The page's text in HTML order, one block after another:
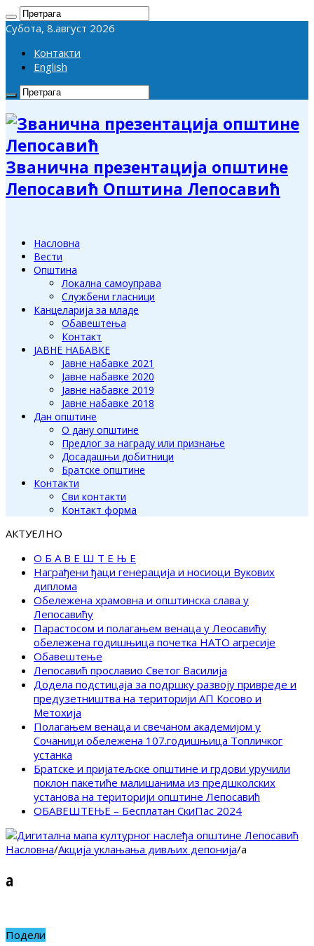
Субота, 8.август 2026
Контакти
English
Званична презентација општине
Лепосавић Општина Лепосавић
Насловна
Вести
Општина
Локална самоуправа
Службени гласници
Канцеларија за младе
Обавештења
Контакт
ЈАВНЕ НАБАВКЕ
Јавне набавке 2021
Јавне набавке 2020
Јавне набавке 2019
Јавне набавке 2018
Дан општине
О дану општине
Предлог за награду или признање
Досадашњи добитници
Братске општине
Контакти
Сви контакти
Контакт форма
АКТУЕЛНО
О Б А В Е Ш Т Е Њ Е
Награђени ђаци генерација и носиоци Вукових
диплома
Обележена храмовна и општинска слава у
Лепосавићу
Парастосом и полагањем венаца у Леосавићу
обележена годишњица почетка НАТО агресије
Обавештење
Лепосавић прославио Светог Василија
Додела подстицаја за подршку развоју привреде и
предузетништва на територији АП Косово и
Метохија
Полагањем венаца и свечаном академијом у
Сочаници обележена 107.годишњица Топличког
устанка
Братске и пријатељске општине и грдови уручили
поклон пакетиће малишанима из предшколских
установа на територији општине Лепосавић
ОБАВЕШТЕЊЕ – Бесплатан СкиПас 2024
Насловна/Акција уклањања дивљих депонија/a
a
Подели